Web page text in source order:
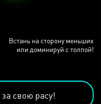
Встань на сторону меньших
или доминируй с толпой!
за свою расу!